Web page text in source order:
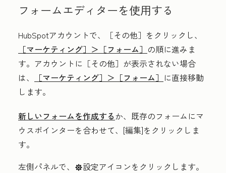
フォームエディターを使用する
HubSpotアカウントで、
［その他］をクリックし、
［マーケティング］＞ ［フォーム］ の順に進みま
す。アカウントに ［その他］が表示されない場合
は、
［マーケティング］＞ ［フォーム］ に直接移動
します。
新しいフォームを作成する か、既存のフォームにマ
ウスポインターを合わせて、[編集]をクリックしま
す。
左側パネルで、
settings設定アイコンをクリックします。